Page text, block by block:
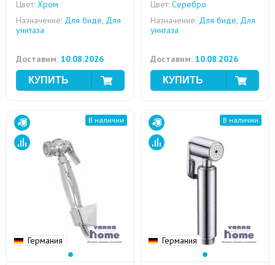
Цвет: Хром
Назначение: Для биде, Для
унитаза
Доставим: 10.08.2026
Цвет: Серебро
Назначение: Для биде, Для
унитаза
Доставим: 10.08.2026
Германия
В наличии
Германия
В наличии